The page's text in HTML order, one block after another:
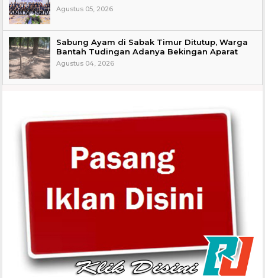
Agustus 05, 2026
Sabung Ayam di Sabak Timur Ditutup, Warga
Bantah Tudingan Adanya Bekingan Aparat
Agustus 04, 2026